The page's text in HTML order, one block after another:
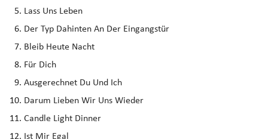
Lass Uns Leben
Der Typ Dahinten An Der Eingangstür
Bleib Heute Nacht
Für Dich
Ausgerechnet Du Und Ich
Darum Lieben Wir Uns Wieder
Candle Light Dinner
Ist Mir Egal